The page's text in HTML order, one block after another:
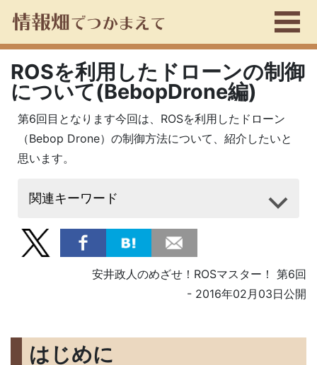
ROSを利用したドローンの制御
について(BebopDrone編)
第6回目となります今回は、ROSを利用したドローン
（Bebop Drone）の制御方法について、紹介したいと
思います。
関連キーワード
安井政人のめざせ！ROSマスター！ 第6回
- 2016年02月03日公開
はじめに